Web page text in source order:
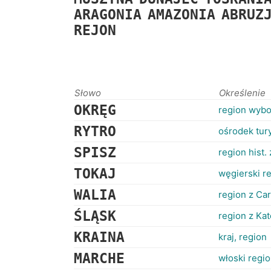
ARAGONIA AMAZONIA
REJON
Słowo Określenie
OKRĘG region
RYTRO ośrodek
SPISZ region hist.
TOKAJ węgierski
WALIA region z
ŚLĄSK region z
KRAINA kraj, region
MARCHE włoski